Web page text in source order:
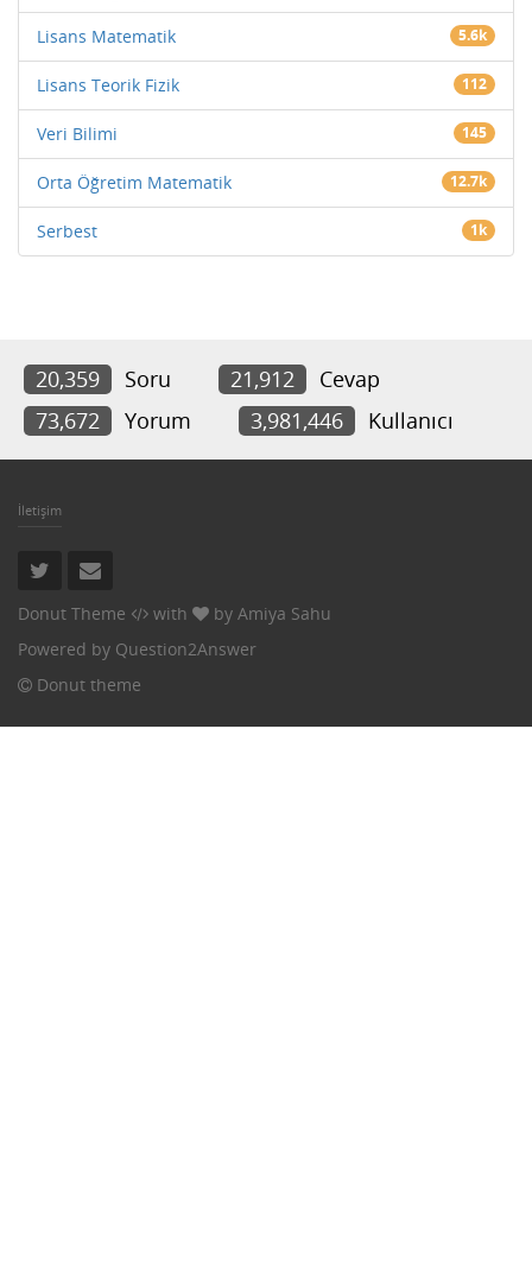
Lisans Matematik 5.6k
Lisans Teorik Fizik 112
Veri Bilimi 145
Orta Öğretim Matematik 12.7k
Serbest 1k
20,359 Soru 21,912
Cevap
73,672
Yorum 3,981,446 Kullanıcı
İletişim
Donut Theme with by Amiya Sahu
Powered by Question2Answer
Donut theme